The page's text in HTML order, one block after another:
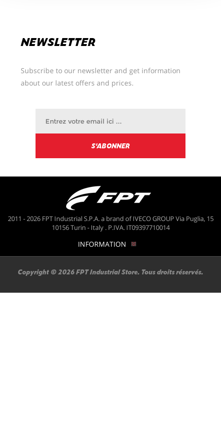
NEWSLETTER
Subscribe to our newsletter and get information
about our latest offers and prices.
2011 - 2026 FPT Industrial S.P.A. a brand of IVECO GROUP Via Puglia, 15
10156 Turin - Italy . P.IVA. IT09397710014
INFORMATION
Copyright © 2026 FPT Industrial Store. Tous droits réservés.